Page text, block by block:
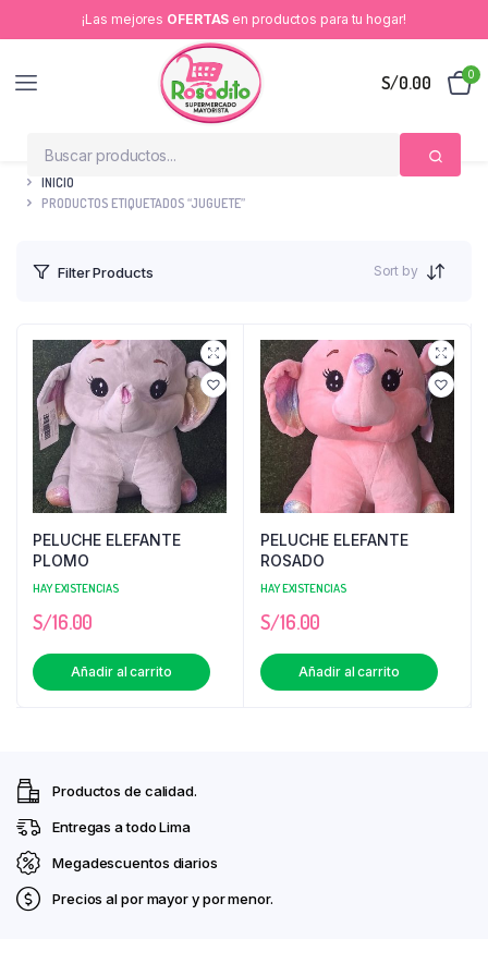
¡Las mejores OFERTAS en productos para tu hogar!
S/0.00 0
INICIO
PRODUCTOS ETIQUETADOS “JUGUETE”
Filter Products Sort by
PELUCHE ELEFANTE
PLOMO
HAY EXISTENCIAS
S/16.00
Añadir al carrito
PELUCHE ELEFANTE
ROSADO
HAY EXISTENCIAS
S/16.00
Añadir al carrito
Productos de calidad.
Entregas a todo Lima
Megadescuentos diarios
Precios al por mayor y por menor.